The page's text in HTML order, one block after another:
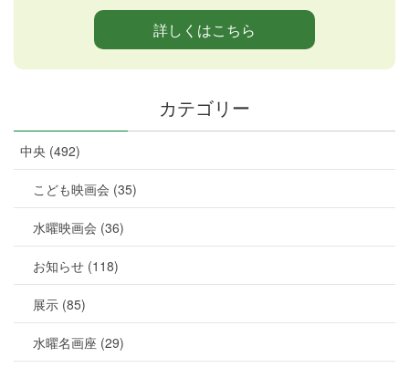
詳しくはこちら
カテゴリー
中央 (492)
こども映画会 (35)
水曜映画会 (36)
お知らせ (118)
展示 (85)
水曜名画座 (29)